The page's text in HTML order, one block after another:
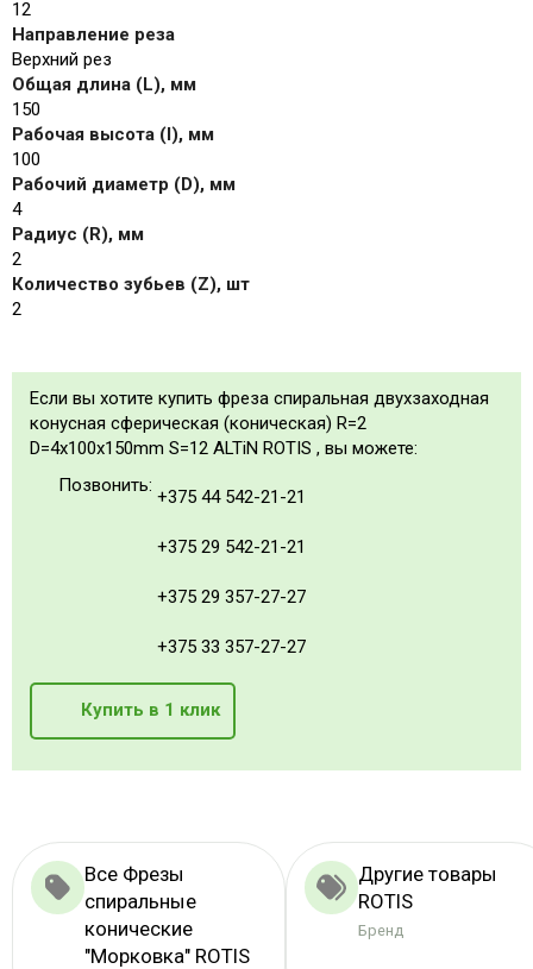
12
Направление реза
Верхний рез
Общая длина (L), мм
150
Рабочая высота (I), мм
100
Рабочий диаметр (D), мм
4
Радиус (R), мм
2
Количество зубьев (Z), шт
2
Если вы хотите купить фреза спиральная двухзаходная
конусная сферическая (коническая) R=2
D=4x100x150mm S=12 ALTiN ROTIS , вы можете:
Позвонить:
+375 44 542-21-21
+375 29 542-21-21
+375 29 357-27-27
+375 33 357-27-27
Купить в 1 клик
Все Фрезы
спиральные
конические
"Морковка" ROTIS
Другие товары
ROTIS
Бренд